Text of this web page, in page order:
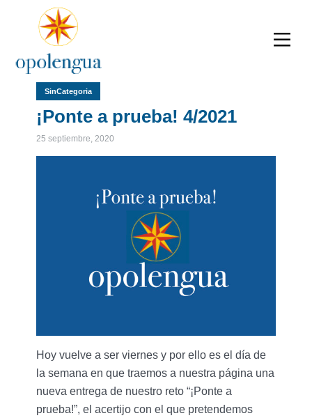
SinCategoria
¡Ponte a prueba! 4/2021
25 septiembre, 2020
Hoy vuelve a ser viernes y por ello es el día de
la semana en que traemos a nuestra página una
nueva entrega de nuestro reto “¡Ponte a
prueba!”, el acertijo con el que pretendemos